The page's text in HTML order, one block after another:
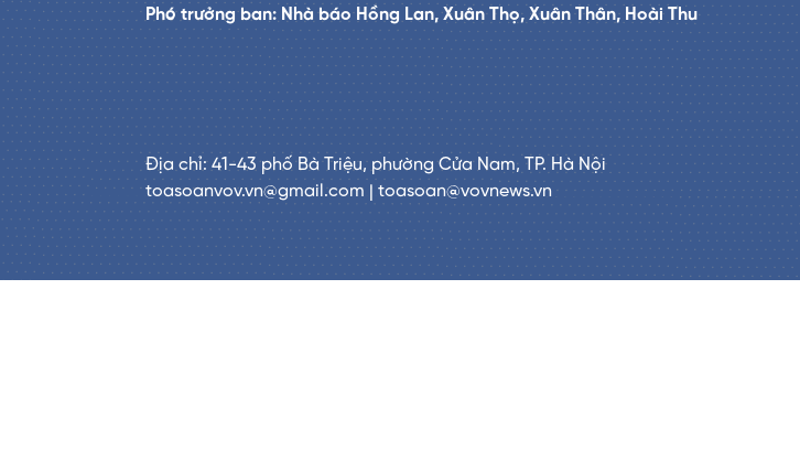
Phó trưởng ban: Nhà báo Hồng Lan, Xuân Thọ, Xuân Thân, Hoài Thu
Địa chỉ: 41-43 phố Bà Triệu, phường Cửa Nam, TP. Hà Nội
toasoanvov.vn@gmail.com | toasoan@vovnews.vn